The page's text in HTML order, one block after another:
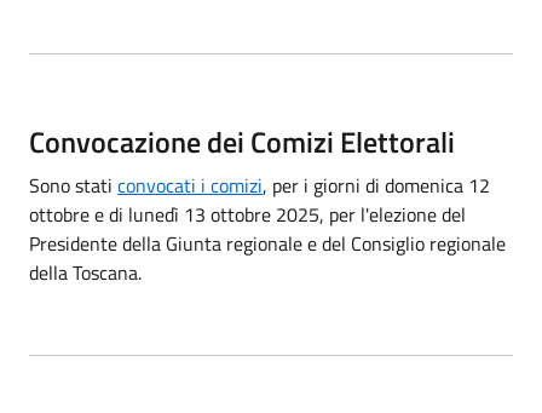
Convocazione dei Comizi Elettorali
Sono stati convocati i comizi, per i giorni di domenica 12
ottobre e di lunedì 13 ottobre 2025, per l'elezione del
Presidente della Giunta regionale e del Consiglio regionale
della Toscana.